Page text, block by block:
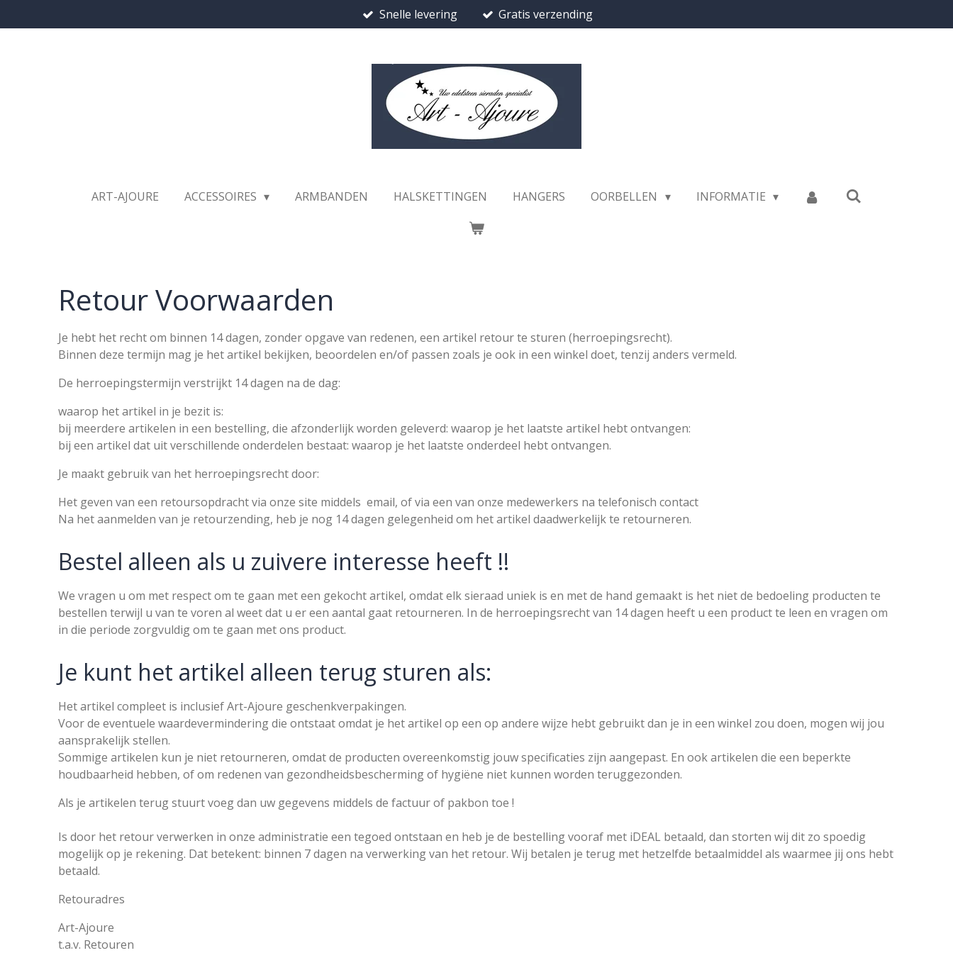
direct
Snelle levering Gratis verzending
ART-AJOURE ACCESSOIRES ARMBANDEN HALSKETTINGEN HANGERS OORBELLEN INFORMATIE
Retour Voorwaarden
Je hebt het recht om binnen 14 dagen, zonder opgave van redenen, een artikel retour te sturen (herroepingsrecht).
Binnen deze termijn mag je het artikel bekijken, beoordelen en/of passen zoals je ook in een winkel doet, tenzij anders vermeld.
De herroepingstermijn verstrijkt 14 dagen na de dag:
waarop het artikel in je bezit is:
bij meerdere artikelen in een bestelling, die afzonderlijk worden geleverd: waarop je het laatste artikel hebt ontvangen:
bij een artikel dat uit verschillende onderdelen bestaat: waarop je het laatste onderdeel hebt ontvangen.
Je maakt gebruik van het herroepingsrecht door:
Het geven van een retoursopdracht via onze site middels email, of via een van onze medewerkers na telefonisch contact
Na het aanmelden van je retourzending, heb je nog 14 dagen gelegenheid om het artikel daadwerkelijk te retourneren.
Bestel alleen als u zuivere interesse heeft !!
We vragen u om met respect om te gaan met een gekocht artikel, omdat elk sieraad uniek is en met de hand gemaakt is het niet de bedoeling producten te
bestellen terwijl u van te voren al weetdat u er een aantal gaat retourneren. In de herroepingsrecht van 14 dagen heeft u een product te leen en vragen om
in die periode zorgvuldig om te gaan met ons product.
Je kunt het artikel alleen terug sturen als:
Het artikel compleet is inclusief Art-Ajoure geschenkverpakingen.
Voor de eventuele waardevermindering die ontstaat omdat je het artikel op een op andere wijze hebt gebruikt dan je in een winkel zou doen, mogen wij jou
aansprakelijk stellen.
Sommige artikelen kun je niet retourneren, omdat de producten overeenkomstig jouw specificaties zijn aangepast. En ook artikelen die een beperkte
houdbaarheid hebben, of om redenen van gezondheidsbescherming of hygiëne niet kunnen worden teruggezonden.
Als je artikelen terug stuurt voeg dan uw gegevens middels de factuur of pakbon toe !
Is door het retour verwerken in onze administratie een tegoed ontstaan en heb je de bestelling vooraf met iDEAL betaald, dan storten wij dit zo spoedig
mogelijk op je rekening. Dat betekent: binnen 7 dagen na verwerking van het retour. Wij betalen je terug met hetzelfde betaalmiddel als waarmee jij ons hebt
betaald.
Retouradres
Art-Ajoure
t.a.v. Retouren